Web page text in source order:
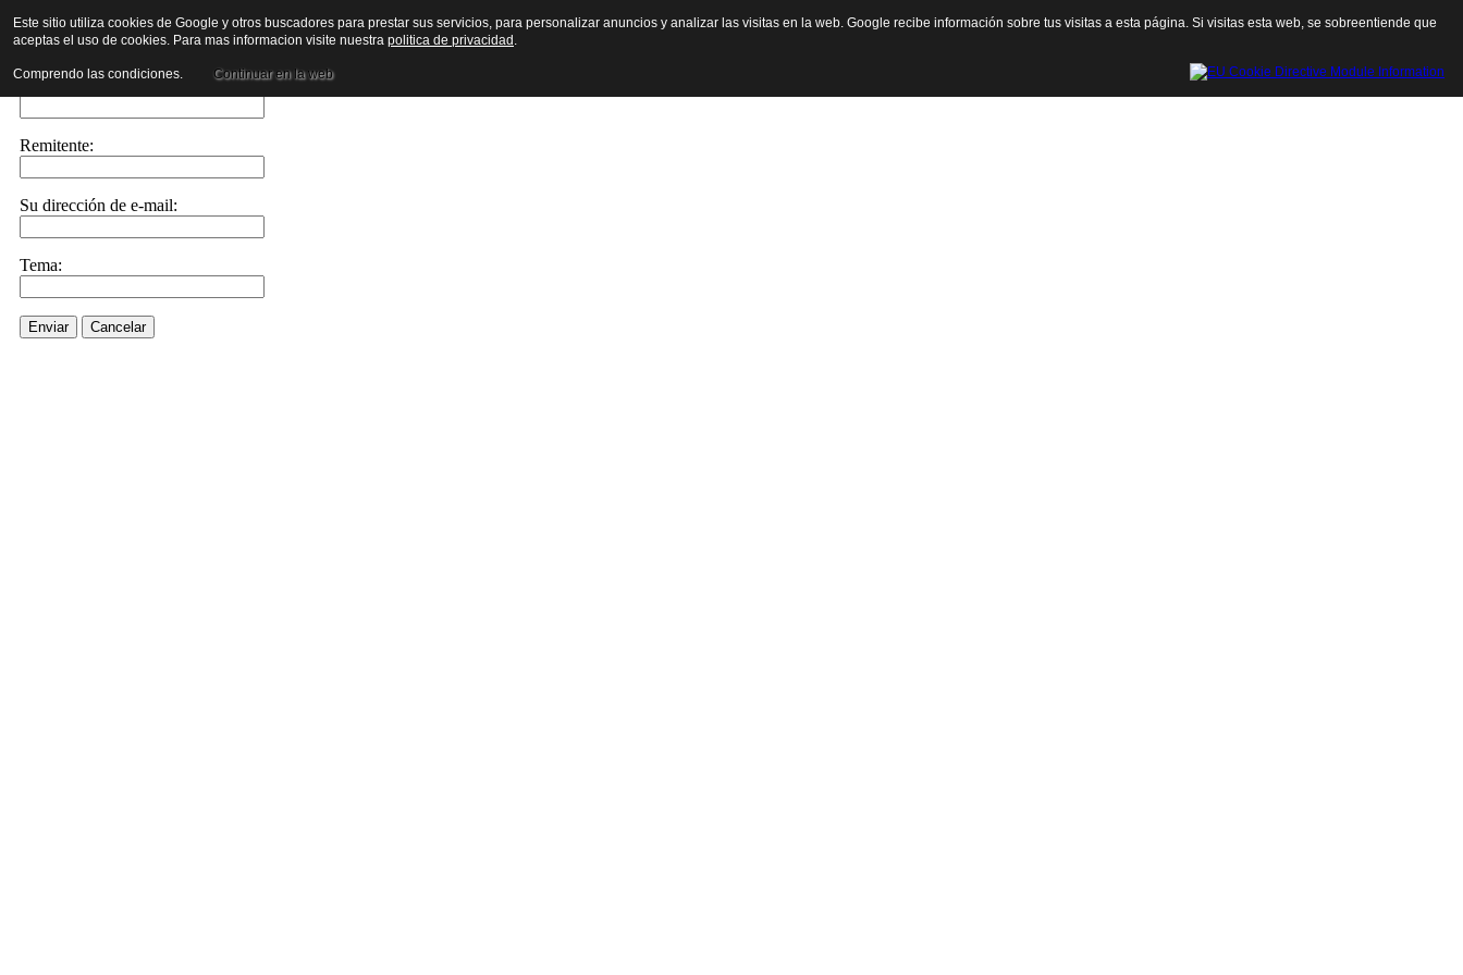
Cerrar esta ventana
Enviar este enlace a un amigo por e-mail
Enviar e-mail a::
Remitente:
Su dirección de e-mail:
Tema:
Enviar Cancelar
Este sitio utiliza cookies de Google y otros buscadores para prestar sus servicios, para personalizar anuncios y analizar las visitas en la web. Google recibe información sobre tus visitas a esta página. Si visitas esta web, se sobreentiende que
aceptas el uso de cookies. Para mas informacion visite nuestra politica de privacidad .
Comprendo las condiciones. Continuar en la web